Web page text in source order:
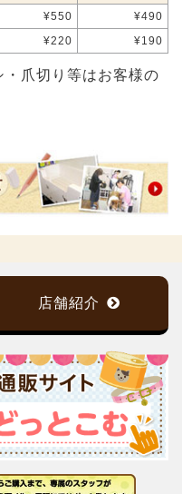
¥550
¥490
¥220 ¥190
爪切り等はお客様の
店舗紹介